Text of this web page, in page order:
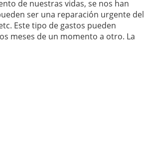
de nuestras vidas, se nos han
ser una reparación urgente del
Este tipo de gastos pueden
meses de un momento a otro. La